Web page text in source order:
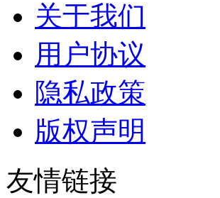
关于我们
用户协议
隐私政策
版权声明
友情链接